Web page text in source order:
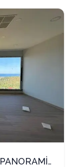
GİRNE LAPTA BÖLGESİNDE PANORAMİK DENİZ MANZARALI SATILIK DAİRE